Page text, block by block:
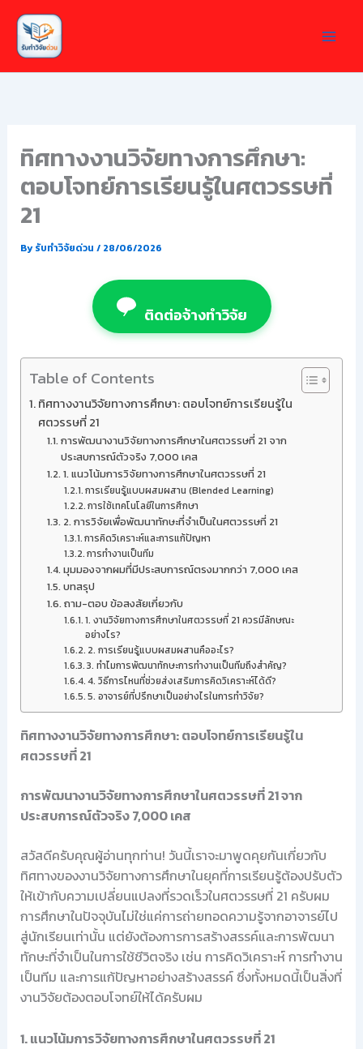
Skip
content
ทิศทางงานวิจัยทางการศึกษา:
ตอบโจทย์การเรียนรู้ในศตวรรษที่
21
Byรับทำวิจัยด่วน / 28/06/2026
ติดต่อจ้างทำวิจัย
Table of Contents
ทิศทางงานวิจัยทางการศึกษา: ตอบโจทย์การเรียนรู้ใน
ศตวรรษที่ 21
การพัฒนางานวิจัยทางการศึกษาในศตวรรษที่ 21 จาก
ประสบการณ์ตัวจริง 7,000 เคส
1. แนวโน้มการวิจัยทางการศึกษาในศตวรรษที่ 21
การเรียนรู้แบบผสมผสาน (Blended Learning)
การใช้เทคโนโลยีในการศึกษา
2. การวิจัยเพื่อพัฒนาทักษะที่จำเป็นในศตวรรษที่ 21
การคิดวิเคราะห์และการแก้ปัญหา
การทำงานเป็นทีม
มุมมองจากผมที่มีประสบการณ์ตรงมากกว่า 7,000 เคส
บทสรุป
ถาม-ตอบ ข้อสงสัยเกี่ยวกับ
1. งานวิจัยทางการศึกษาในศตวรรษที่ 21 ควรมีลักษณะ
อย่างไร?
2. การเรียนรู้แบบผสมผสานคืออะไร?
3. ทำไมการพัฒนาทักษะการทำงานเป็นทีมถึงสำคัญ?
4. วิธีการไหนที่ช่วยส่งเสริมการคิดวิเคราะห์ได้ดี?
5. อาจารย์ที่ปรึกษาเป็นอย่างไรในการทำวิจัย?
ทิศทางงานวิจัยทางการศึกษา: ตอบโจทย์การเรียนรู้ใน
ศตวรรษที่ 21
การพัฒนางานวิจัยทางการศึกษาในศตวรรษที่ 21 จาก
ประสบการณ์ตัวจริง 7,000 เคส
สวัสดีครับคุณผู้อ่านทุกท่าน! วันนี้เราจะมาพูดคุยกันเกี่ยวกับ
ทิศทางของงานวิจัยทางการศึกษาในยุคที่การเรียนรู้ต้องปรับตัว
ให้เข้ากับความเปลี่ยนแปลงที่รวดเร็วในศตวรรษที่ 21 ครับผม
การศึกษาในปัจจุบันไม่ใช่แค่การถ่ายทอดความรู้จากอาจารย์ไป
สู่นักเรียนเท่านั้น แต่ยังต้องการการสร้างสรรค์และการพัฒนา
ทักษะที่จำเป็นในการใช้ชีวิตจริง เช่น การคิดวิเคราะห์ การทำงาน
เป็นทีม และการแก้ปัญหาอย่างสร้างสรรค์ ซึ่งทั้งหมดนี้เป็นสิ่งที่
งานวิจัยต้องตอบโจทย์ให้ได้ครับผม
1. แนวโน้มการวิจัยทางการศึกษาในศตวรรษที่ 21